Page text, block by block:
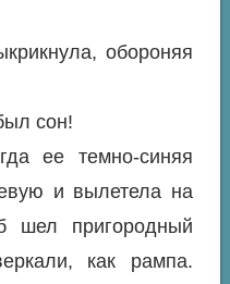
обороняя
сон!
ее темно-синяя
и вылетела на
шел пригородный
как рампа.